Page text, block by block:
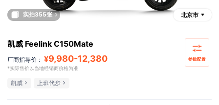
实拍355张 北京市
凯威 Feelink C150Mate
厂商指导价： ¥9,980-12,380
*实际售价以当地经销商价格为准
凯威 上班代步